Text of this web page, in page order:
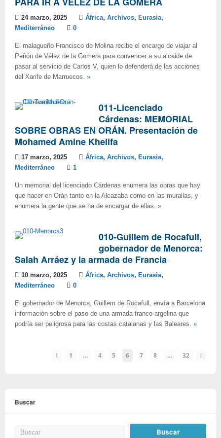
24 marzo, 2025 África, Archivos, Eurasia,
Mediterráneo
0
El malagueño Francisco de Molina recibe el encargo de viajar al
Peñón de Vélez de la Gomera para convencer a su alcaide de
pasar al servicio de Carlos V, quien lo defenderá de las acciones
del Xarife de Marruecos. »
011-Licenciado
Cárdenas: MEMORIAL
SOBRE OBRAS EN ORÁN. Presentación de
Mohamed Amine Khelifa
17 marzo, 2025 África, Archivos, Eurasia,
Mediterráneo
1
Un memorial del licenciado Cárdenas enumera las obras que hay
que hacer en Orán tanto en la Alcazaba como en las murallas, y
enumera la gente que se ha de encargar de ellas. »
010-Guillem de Rocafull,
gobernador de Menorca:
Salah Arráez y la armada de Francia
10 marzo, 2025 África, Archivos, Eurasia,
Mediterráneo
0
El gobernador de Menorca, Guillem de Rocafull, envía a Barcelona
información sobre el paso de una armada franco-argelina que
podría ser peligrosa para las costas catalanas y las Baleares. »
1 … 4 5 6 7 8 … 32
Buscar